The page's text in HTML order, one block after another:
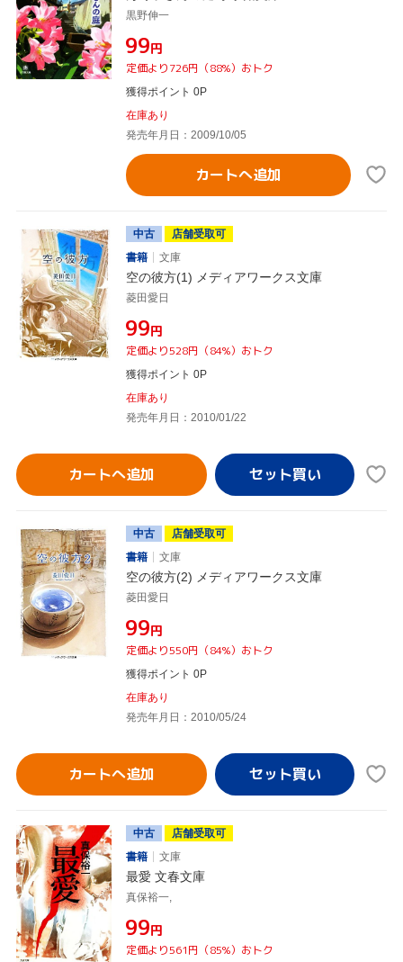
黒野伸一
¥99円
定価より726円（88%）おトク
獲得ポイント 0P
在庫あり
発売年月日：2009/10/05
カートへ追加
中古
店舗受取可
書籍
文庫
空の彼方(1) メディアワークス文庫
菱田愛日
¥99円
定価より528円（84%）おトク
獲得ポイント 0P
在庫あり
発売年月日：2010/01/22
カートへ追加
中古
店舗受取可
書籍
文庫
空の彼方(2) メディアワークス文庫
菱田愛日
¥99円
定価より550円（84%）おトク
獲得ポイント 0P
在庫あり
発売年月日：2010/05/24
カートへ追加
中古
店舗受取可
書籍
文庫
最愛 文春文庫
真保裕一,
¥99円
定価より561円（85%）おトク